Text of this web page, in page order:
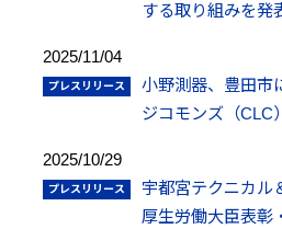
する取り組みを発
2025/11/04
小野測器、豊田市
ジコモンズ（CLC
2025/10/29
宇都宮テクニカル
厚生労働大臣表彰